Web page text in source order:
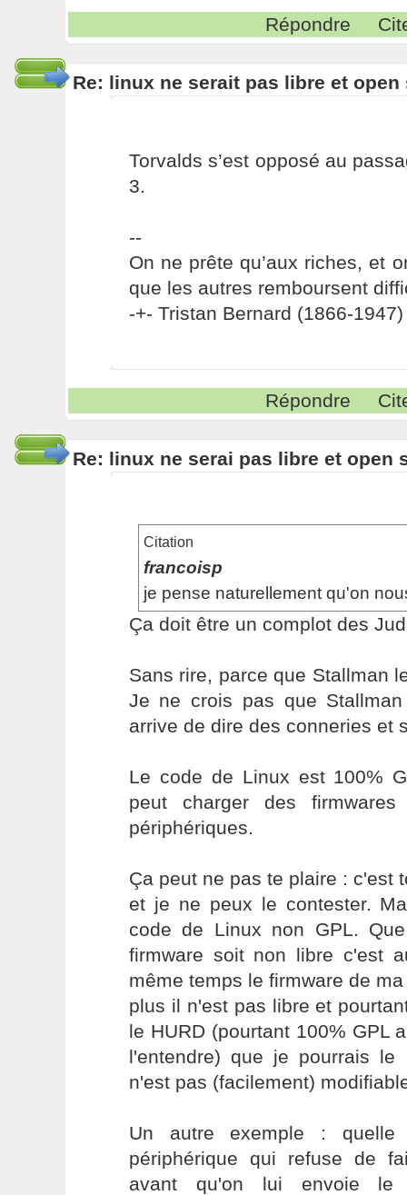
Répondre
Re: linux ne serait pas libre et open
Torvalds s’est opposé au
3.
--
On ne prête qu’aux riches, et
que les autres remboursent
-+- Tristan Bernard (1866-1947)
Répondre
Re: linux ne serai pas libre et open
Citation
francoisp
je pense naturellement qu'on
Ça doit être un complot des
Sans rire, parce que Stallman
Je ne crois pas que
arrive de dire des conneries et
Le code de Linux est 100%
peut charger des
périphériques.
Ça peut ne pas te plaire : c'est
et je ne peux le contester.
code de Linux non GPL.
firmware soit non libre c'est
même temps le firmware de
plus il n'est pas libre et
le HURD (pourtant 100% GPL
l'entendre) que je pourrais
n'est pas (facilement)
Un autre exemple : quelle
périphérique qui refuse de
avant qu'on lui envoie